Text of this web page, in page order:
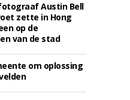
Austin Bell
zette in Hong
op de
van de stad
om oplossing